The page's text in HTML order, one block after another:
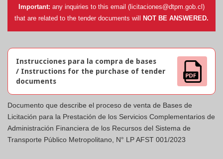
Important: any inquiries to this email ( licitaciones@dtpm.gob.cl )
that are related to the tender documents will
NOT BE ANSWERED.
Instrucciones para la compra de bases
/ Instructions for the purchase of tender
documents
Documento que describe el proceso de venta de Bases de
Licitación para la Prestación de los Servicios Complementarios de
Administración Financiera de los Recursos del Sistema de
Transporte Público Metropolitano, N° LP AFST 001/2023